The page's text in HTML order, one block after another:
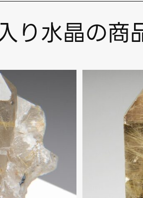
り水晶の商